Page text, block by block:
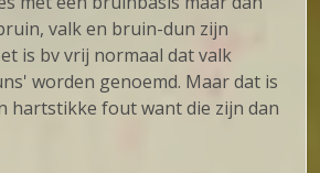
valk en bruin-dun zijn
is bv vrij normaal dat valk
worden genoemd. Maar dat is
hartstikke fout want die zijn dan